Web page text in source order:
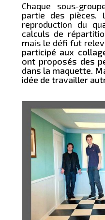
Chaque sous-
partie des
reproduction du
calculs de
mais le défi fut
participé aux
ont proposés des
dans la maquette.
idée de travailler